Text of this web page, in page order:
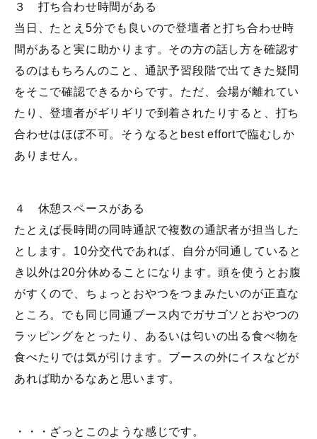
３ 打ち合わせ時間がある
当日、たとえ5分でも良いので登壇者と打ち合わせ時
間があると実に助かります。その方の話し方を確認す
るのはもちろんのこと、通訳予習段階で出てきた疑問
をそこで確認できるからです。ただ、会場が離れてい
たり、登壇者がギリギリで到着されたりすると、打ち
合わせはほぼ不可。そうなるとbest effortで臨むしか
ありません。
４ 休憩スペースがある
たとえば長時間の同時通訳で複数の通訳者が担当した
とします。10分交代であれば、自分が同通していると
き以外は20分休めることになります。頭を使うとお腹
がすくので、ちょっとおやつをつまみたいのが正直な
ところ。でも同じ同通ブース内でガサゴソとおやつの
ラッピングをとったり、あるいは匂いの出る食べ物を
食べたりでは気が引けます。ブースの外にイスなどが
あれば助かるなあと思います。
・・・ざっとこのような感じです。